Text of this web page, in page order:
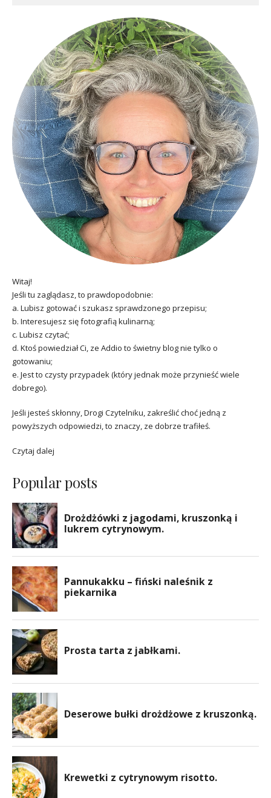
Witaj!
Jeśli tu zaglądasz, to prawdopodobnie:
a. Lubisz gotować i szukasz sprawdzonego przepisu;
b. Interesujesz się fotografią kulinarną;
c. Lubisz czytać;
d. Ktoś powiedział Ci, ze Addio to świetny blog nie tylko o
gotowaniu;
e. Jest to czysty przypadek (który jednak może przynieść wiele
dobrego).
Jeśli jesteś skłonny, Drogi Czytelniku, zakreślić choć jedną z
powyższych odpowiedzi, to znaczy, ze dobrze trafiłeś.
Czytaj dalej
Popular posts